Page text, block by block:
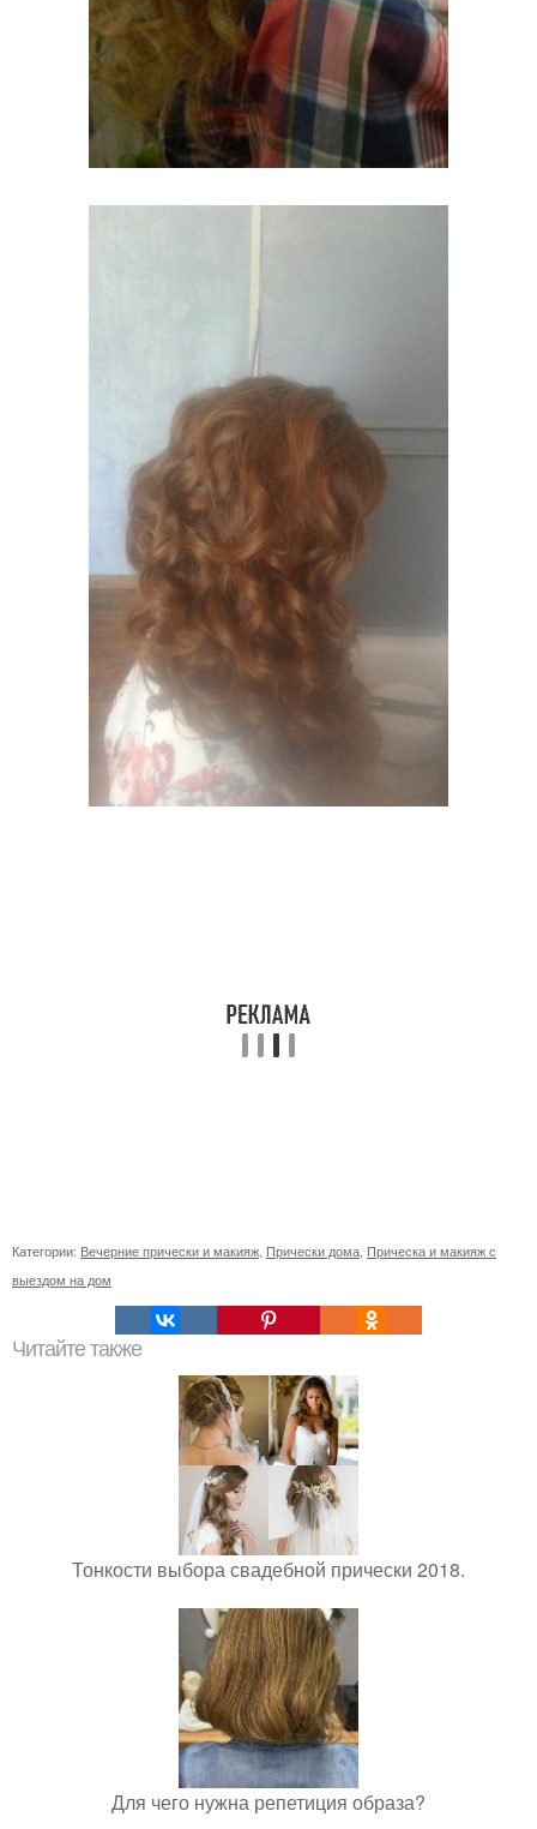
Категории: Вечерние прически и макияж Прически дома Прическа и макияж с
выездом на дом
Читайте также
Тонкости выбора свадебной прически 2018.
Для чего нужна репетиция образа?